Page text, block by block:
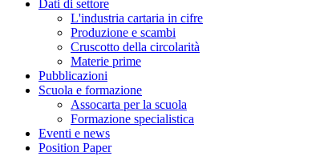
Dati di settore
L'industria cartaria in cifre
Produzione e scambi
Cruscotto della circolarità
Materie prime
Pubblicazioni
Scuola e formazione
Assocarta per la scuola
Formazione specialistica
Eventi e news
Position Paper